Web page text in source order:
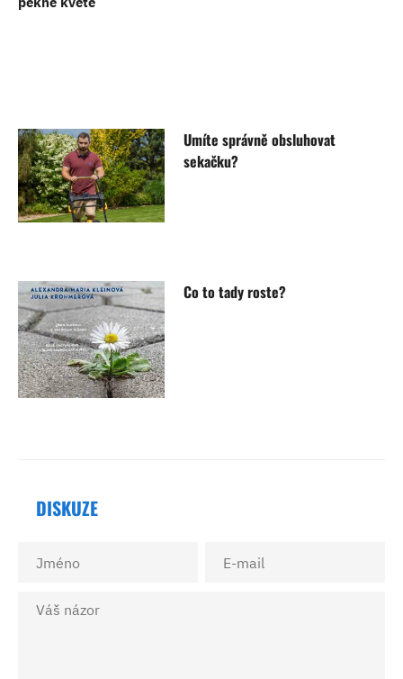
Umíte správně obsluhovat
sekačku?
Co to tady roste?
DISKUZE